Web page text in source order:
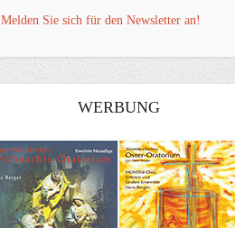
Melden Sie sich für den Newsletter an!
WERBUNG